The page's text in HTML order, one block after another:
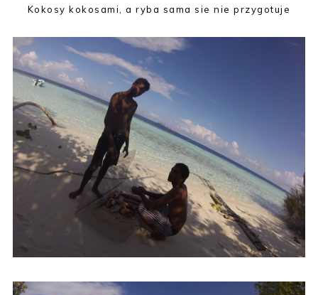
Kokosy kokosami, a ryba sama sie nie przygotuje